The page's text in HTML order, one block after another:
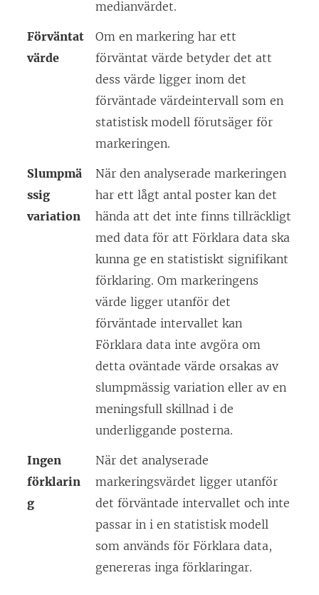
medianvärdet.
Förväntat
värde
Om en markering har ett
förväntat värde betyder det att
dess värde ligger inom det
förväntade värdeintervall som en
statistisk modell förutsäger för
markeringen.
Slumpmä
ssig
variation
När den analyserade markeringen
har ett lågt antal poster kan det
hända att det inte finns tillräckligt
med data för att Förklara data ska
kunna ge en statistiskt signifikant
förklaring. Om markeringens
värde ligger utanför det
förväntade intervallet kan
Förklara data inte avgöra om
detta oväntade värde orsakas av
slumpmässig variation eller av en
meningsfull skillnad i de
underliggande posterna.
Ingen
förklarin
g
När det analyserade
markeringsvärdet ligger utanför
det förväntade intervallet och inte
passar in i en statistisk modell
som används för Förklara data,
genereras inga förklaringar.